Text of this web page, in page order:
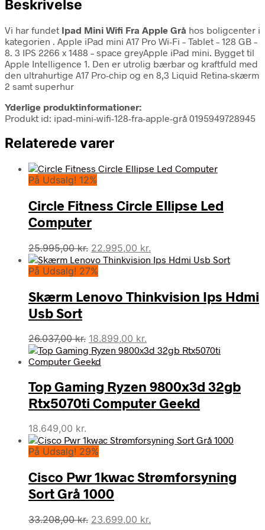
Beskrivelse
Vi har fundet Ipad Mini Wifi Fra Apple Grå hos boligcenter i
kategorien . Apple iPad mini A17 Pro Wi-Fi – Tablet – 128 GB –
8. 3 IPS 2266 x 1488 – space greyApple iPad mini. Bygget til
Apple Intelligence 1. Den er utrolig bærbar og kraftfuld med
den ultrahurtige A17 Pro-chip og en 8,3 Liquid Retina-skærm
2 samt superhur
Yderlige produktinformationer:
Produkt id: ipad-mini-wifi-128-fra-apple-grå 0195949728945
Relaterede varer
På Udsalg! 12%
Circle Fitness Circle Ellipse Led
Computer
25.995,00kr. Den
oprindelige
pris
25.995,00 kr..
22.995,00 kr.
aktuelle
22.995,00 kr..
På Udsalg! 27%
Skærm Lenovo Thinkvision Ips Hdmi
Usb Sort
26.037,00kr. Den
oprindelige
pris
26.037,00 kr..
18.899,00 kr.
aktuelle
18.899,00 kr..
Top Gaming Ryzen 9800x3d 32gb
Rtx5070ti Computer Geekd
18.649,00 kr.
På Udsalg! 29%
Cisco Pwr 1kwac Strømforsyning
Sort Grå 1000
33.208,00kr. Den
23.699,00 kr.